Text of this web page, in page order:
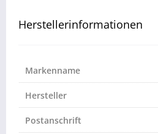
Herstellerinformationen
Markenname
Hersteller
Postanschrift